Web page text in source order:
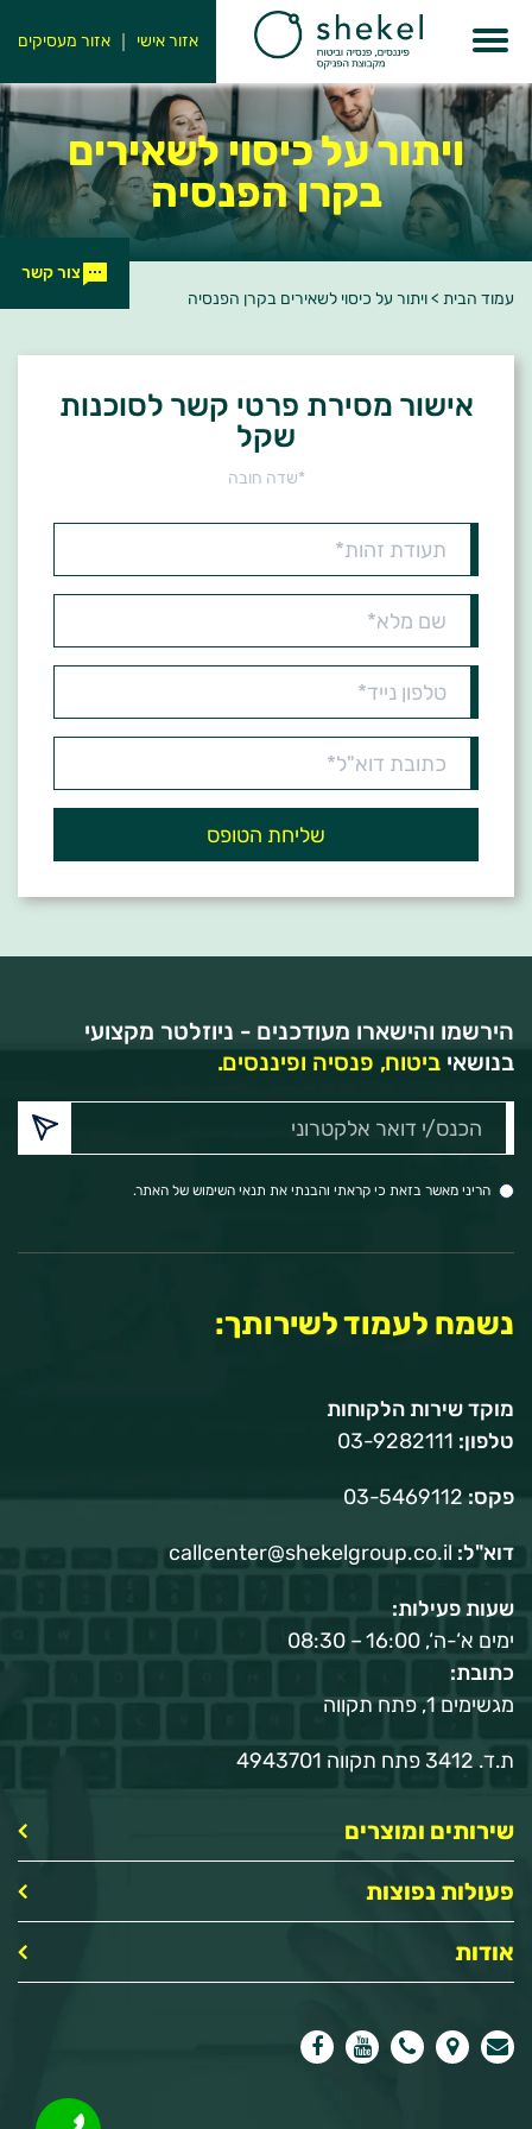
אזור אישי אזור מעסיקים
ויתור על כיסוי לשאירים
בקרן הפנסיה
עמוד הבית >ויתור על כיסוי לשאירים בקרן הפנסיה
אישור מסירת פרטי קשר לסוכנות
שקל
*שדה חובה
תעודת
זהות*
שם
מלא*
טלפון
נייד*
כתובת
דוא"ל*
הירשמו והישארו מעודכנים - ניוזלטר מקצועי
בנושאי ביטוח, פנסיה ופיננסים.
דואר
אלקטרוני:
הריני מאשר בזאת כי קראתי והבנתי את תנאי השימוש של האתר.
נשמח לעמוד לשירותך:
מוקד שירות הלקוחות
טלפון:
פקס:
דוא"ל: callcenter@shekelgroup.co.il
שעות פעילות:
ימים א‘-ה‘, 16:00 – 08:30
כתובת:
מגשימים 1, פתח תקווה
ת.ד. 3412 פתח תקווה 4943701
שירותים ומוצרים
פעולות נפוצות
אודות
צור קשר